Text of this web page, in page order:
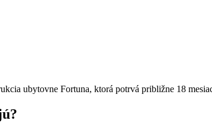
ubytovne Fortuna, ktorá potrvá približne 18